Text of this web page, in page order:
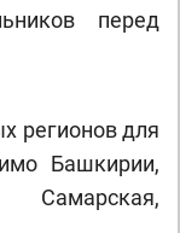
перед
регионов для
Башкирии,